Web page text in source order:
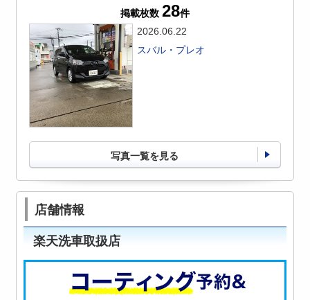
掲載枚数 28件
2026.06.22
スバル・プレオ
写真一覧を見る
店舗情報
楽天洗車取扱店